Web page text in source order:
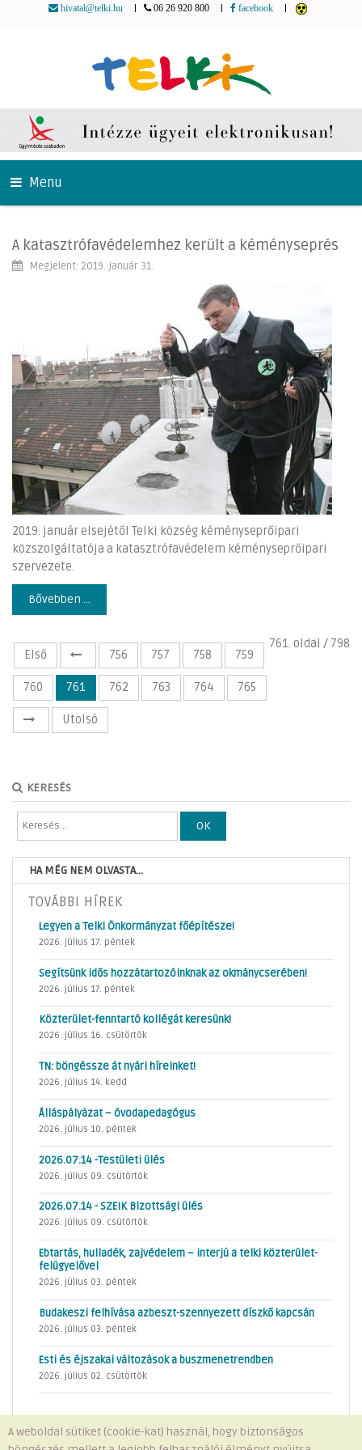
hivatal@telki.hu 06 26 920 800 facebook
Menu
A katasztrófavédelemhez került a kéményseprés
Megjelent: 2019. január 31.
2019. január elsejétől Telki község kéményseprőipari
közszolgáltatója a katasztrófavédelem kéményseprőipari
szervezete.
Bővebben ...
761. oldal / 798
Első
756 757 758 759
760 761 762 763 764 765
Utolsó
KERESÉS
OK
HA MÉG NEM OLVASTA...
TOVÁBBI HÍREK
Legyen a Telki Önkormányzat főépítésze!
2026. július 17. péntek
Segítsünk idős hozzátartozóinknak az okmánycserében!
2026. július 17. péntek
Közterület-fenntartó kollégát keresünk!
2026. július 16. csütörtök
TN: böngéssze át nyári híreinket!
2026. július 14. kedd
Álláspályázat – óvodapedagógus
2026. július 10. péntek
2026.07.14 -Testületi ülés
2026. július 09. csütörtök
2026.07.14 - SZEIK Bizottsági ülés
2026. július 09. csütörtök
Ebtartás, hulladék, zajvédelem – interjú a telki közterület-
felügyelővel
2026. július 03. péntek
Budakeszi felhívása azbeszt-szennyezett díszkő kapcsán
2026. július 03. péntek
Esti és éjszakai változások a buszmenetrendben
2026. július 02. csütörtök
A weboldal sütiket (cookie-kat) használ, hogy biztonságos